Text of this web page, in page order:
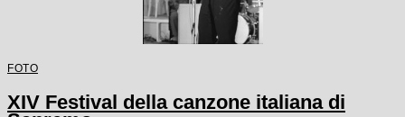
FOTO
XIV Festival della canzone italiana di